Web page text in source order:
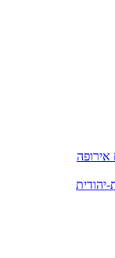
אירופה
יהודית